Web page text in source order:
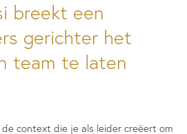
breekt een
gerichter het
team te laten
context die je als leider creëert om